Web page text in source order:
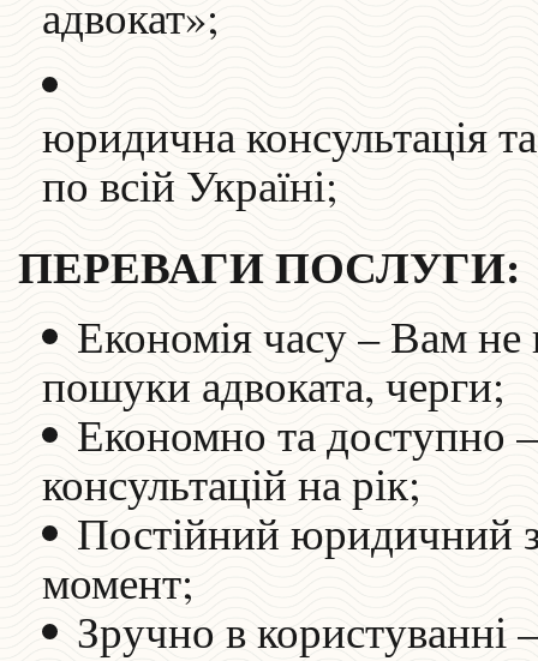
адвокат»;
юридична консультація
по всій Україні;
ПЕРЕВАГИ ПОСЛУГИ:
Економія часу – Вам не
пошуки адвоката, черги;
Економно та доступно
консультацій на рік;
Постійний юридичний
момент;
Зручно в користуванні